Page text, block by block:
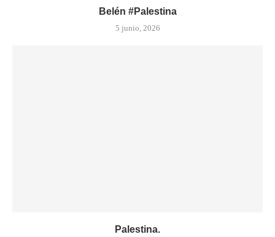
Belén #Palestina
5 junio, 2026
Palestina.